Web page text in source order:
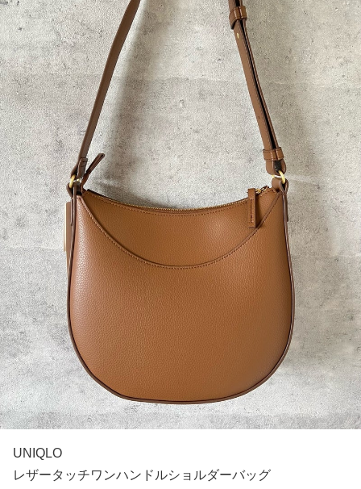
UNIQLO
レザータッチワンハンドルショルダーバッグ